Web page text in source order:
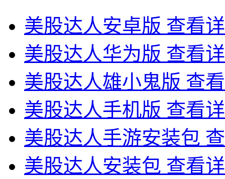
美股达人安卓版 查看
美股达人华为版 查看
美股达人雄小鬼版 查
美股达人手机版 查看
美股达人手游安装包
美股达人安装包 查看